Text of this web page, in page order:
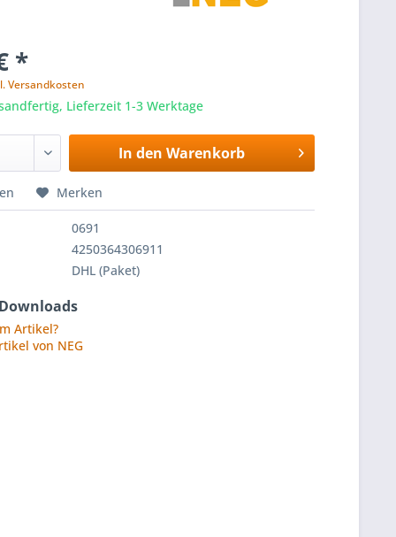
*
Versandkosten
Lieferzeit 1-3 Werktage
In den Warenkorb
Merken
0691
4250364306911
DHL (Paket)
Artikel?
von NEG